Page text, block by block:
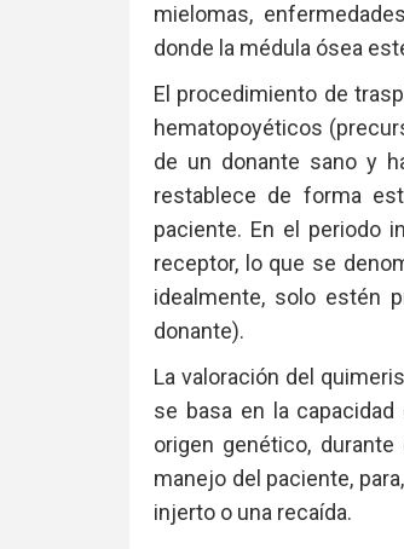
mielomas,
donde la médula ósea
El procedimiento de
hematopoyéticos
de un donante sano y
restablece de forma
paciente. En el periodo
receptor, lo que se
idealmente, solo estén
donante).
La valoración del
se basa en la
origen genético,
manejo del paciente,
injerto o una recaída.